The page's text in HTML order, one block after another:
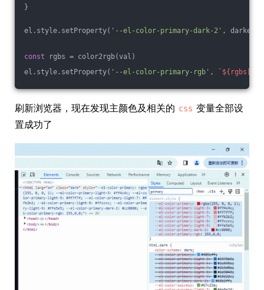
}
el.style.setProperty( '--el-color-primary-dark-2' ,
const rgbs = color2rgb(val)
el.style.setProperty( '--el-color-primary-rgb' , ` ${rgbs[
刷新浏览器，现在发现主颜色及相关的 css 变量全部设
置成功了